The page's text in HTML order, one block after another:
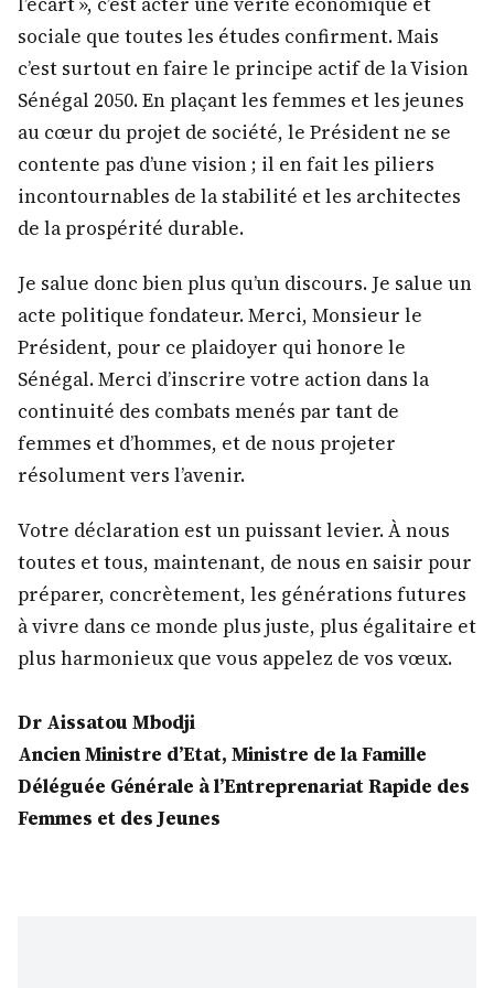
sociale que toutes les études confirment. Mais
c’est surtout en faire le principe actif de la Vision
Sénégal 2050. En plaçant les femmes et les jeunes
au cœur du projet de société, le Président ne se
contente pas d’une vision ; il en fait les piliers
incontournables de la stabilité et les architectes
de la prospérité durable.
Je salue donc bien plus qu’un discours. Je salue un
acte politique fondateur. Merci, Monsieur le
Président, pour ce plaidoyer qui honore le
Sénégal. Merci d’inscrire votre action dans la
continuité des combats menés par tant de
femmes et d’hommes, et de nous projeter
résolument vers l’avenir.
Votre déclaration est un puissant levier. À nous
toutes et tous, maintenant, de nous en saisir pour
préparer, concrètement, les générations futures
à vivre dans ce monde plus juste, plus égalitaire et
plus harmonieux que vous appelez de vos vœux.
Dr Aissatou Mbodji
Ancien Ministre d’Etat, Ministre de la Famille
Déléguée Générale à l’Entreprenariat Rapide des
Femmes et des Jeunes